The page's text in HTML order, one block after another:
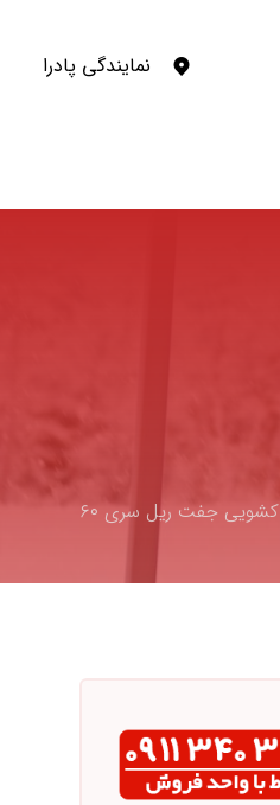
نمایندگی پادرا
کشویی جفت ریل سری ۶۰